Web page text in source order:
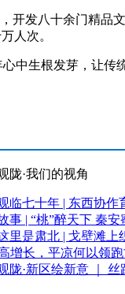
发八十余门精品
人次。
生根发芽，让传
陇·我们的视角
临七十年 | 东西协作
事 | “桃”醉天下 秦
里是肃北 | 戈壁滩上
增长，平凉何以领
陇·新区绘新意 ｜